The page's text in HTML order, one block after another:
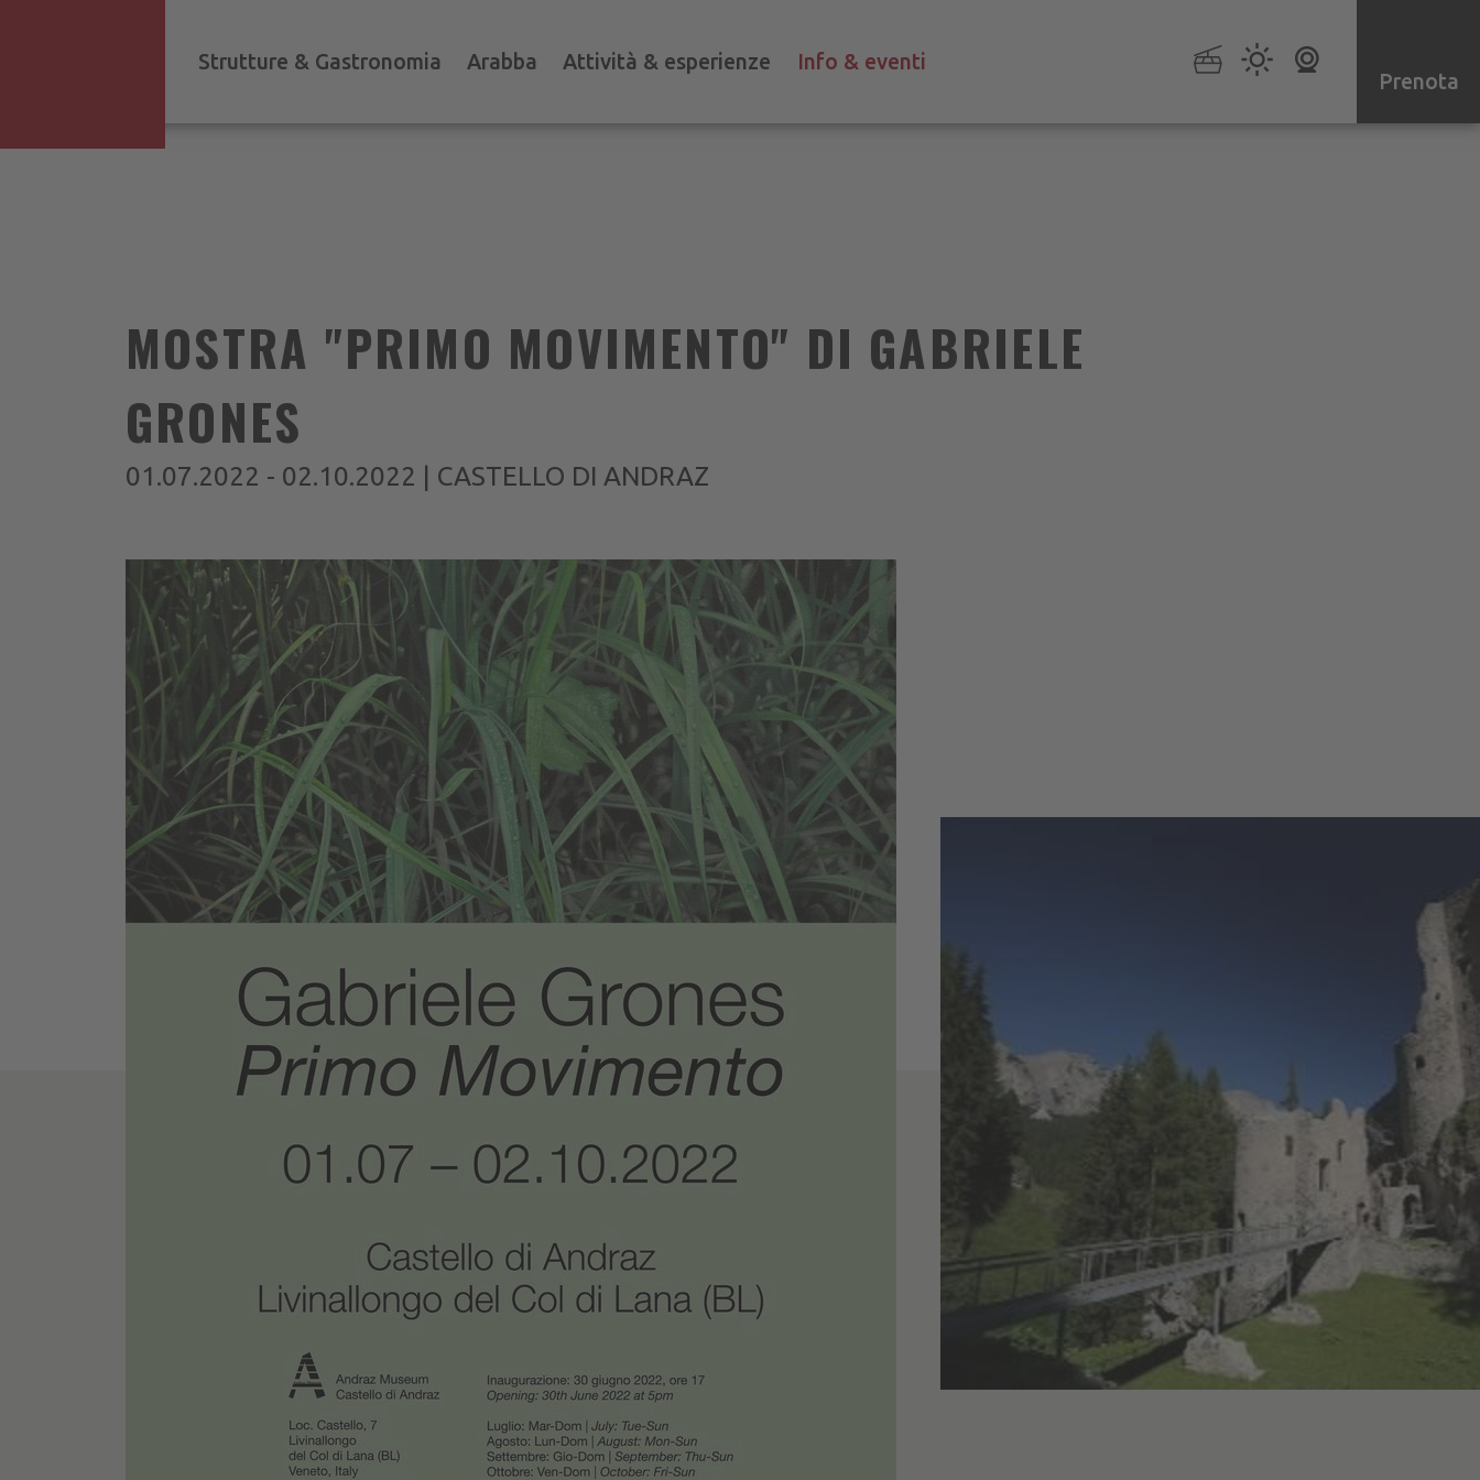
Strutture & Gastronomia Arabba Attività & esperienze
Info & eventi
Prenota
MOSTRA "PRIMO MOVIMENTO" DI GABRIELE
GRONES
01.07.2022 - 02.10.2022 | CASTELLO DI ANDRAZ